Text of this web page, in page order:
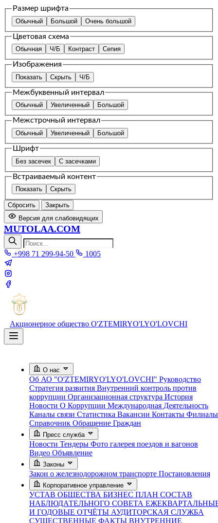
Размер шрифта
Обычный Большой Очень большой
Цветовая схема
Обычная Ч/Б Контраст Сепия
Изображения
Показать Скрыть Ч/Б
Межбуквенный интервал
Обычный Увеличенный Большой
Межстрочный интервал
Обычный Увеличенный Большой
Шрифт
Без засечек С засечками
Встраиваемый контент
Показать Скрыть
Сбросить
Закрыть
Версия для слабовидящих
MUTOLAA.COM
+998 71 299-94-50 1005
Акционерное общество O'ZTEMIRYO'LYO'LOVCHI
О нас
Об АО "O'ZTEMIRYO'LYO'LOVCHI" Руководство
Стратегия развития Внутренний контроль против
коррупции Организационная структура История
Новости О Коррупции Международная Деятельность
Каналы связи Статистика Вакансии Контакты Филиалы
Справочник Обращение Граждан
Пресс служба
Новости Тендеры Фото галерея поездов и вагонов
Видео Объявление
Законы
Закон о железнодорожном транспорте Постановления
Корпоративное управление
УСТАВ ОБЩЕСТВА БИЗНЕС ПЛАН СОСТАВ
НАБЛЮДАТЕЛЬНОГО СОВЕТА
И ГОДОВЫЕ ОТЧЁТЫ АУДИТОРСКАЯ СЛУЖБА
СУЩЕСТВЕННЫЕ ФАКТЫ ВНУТРЕННИЕ